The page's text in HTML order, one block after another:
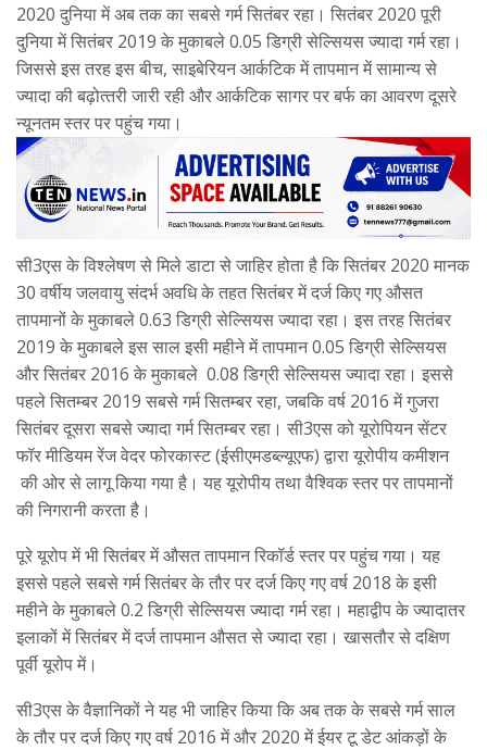
2020 दुनिया में अब तक का सबसे गर्म सितंबर रहा। सितंबर 2020 पूरी
दुनिया में सितंबर 2019 के मुकाबले 0.05 डिग्री सेल्सियस ज्यादा गर्म रहा।
जिससे इस तरह इस बीच, साइबेरियन आर्कटिक में तापमान में सामान्य से
ज्यादा की बढ़ोत्‍तरी जारी रही और आर्कटिक सागर पर बर्फ का आवरण दूसरे
न्यूनतम स्तर पर पहुंच गया।
सी3एस के विश्लेषण से मिले डाटा से जाहिर होता है कि सितंबर 2020 मानक
30 वर्षीय जलवायु संदर्भ अवधि के तहत सितंबर में दर्ज किए गए औसत
तापमानों के मुकाबले 0.63 डिग्री सेल्सियस ज्यादा रहा। इस तरह सितंबर
2019 के मुकाबले इस साल इसी महीने में तापमान 0.05 डिग्री सेल्सियस
और सितंबर 2016 के मुकाबले 0.08 डिग्री सेल्सियस ज्यादा रहा। इससे
पहले सितम्‍बर 2019 सबसे गर्म सितम्‍बर रहा, जबकि वर्ष 2016 में गुजरा
सितंबर दूसरा सबसे ज्यादा गर्म सितम्‍बर रहा। सी3एस को यूरोपियन सेंटर
फॉर मीडियम रेंज वेदर फोरकास्ट (ईसीएमडब्ल्यूएफ) द्वारा यूरोपीय कमीशन
की ओर से लागू किया गया है। यह यूरोपीय तथा वैश्विक स्तर पर तापमानों
की निगरानी करता है।
पूरे यूरोप में भी सितंबर में औसत तापमान रिकॉर्ड स्तर पर पहुंच गया। यह
इससे पहले सबसे गर्म सितंबर के तौर पर दर्ज किए गए वर्ष 2018 के इसी
महीने के मुकाबले 0.2 डिग्री सेल्सियस ज्यादा गर्म रहा। महाद्वीप के ज्यादातर
इलाकों में सितंबर में दर्ज तापमान औसत से ज्यादा रहा। खासतौर से दक्षिण
पूर्वी यूरोप में।
सी3एस के वैज्ञानिकों ने यह भी जाहिर किया कि अब तक के सबसे गर्म साल
के तौर पर दर्ज किए गए वर्ष 2016 में और 2020 में ईयर टू डेट आंकड़ों के